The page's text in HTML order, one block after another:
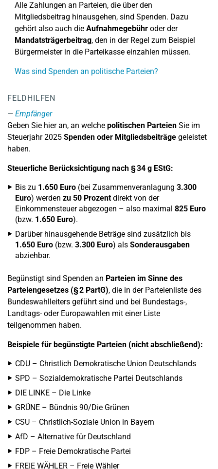
Alle Zahlungen an Parteien, die über den
Mitgliedsbeitrag hinausgehen, sind Spenden. Dazu
gehört also auch die Aufnahmegebühr oder der
Mandatsträgerbeitrag, den in der Regel zum Beispiel
Bürgermeister in die Parteikasse einzahlen müssen.
Was sind Spenden an politische Parteien?
FELDHILFEN
Empfänger
Geben Sie hier an, an welche politischen Parteien Sie im
Steuerjahr 2025 Spenden oder Mitgliedsbeiträge geleistet
haben.
Steuerliche Berücksichtigung nach § 34 g EStG:
Bis zu 1.650 Euro (bei Zusammenveranlagung 3.300
Euro) werden zu 50 Prozentdirekt von der
Einkommensteuer abgezogen – also maximal 825 Euro
(bzw. 1.650 Euro).
Darüber hinausgehende Beträge sind zusätzlich bis
1.650 Euro (bzw. 3.300 Euro) als Sonderausgaben
abziehbar.
Begünstigt sind Spenden an Parteien im Sinne des
Parteiengesetzes (§ 2 PartG), die in der Parteienliste des
Bundeswahlleiters geführt sind und bei Bundestags-,
Landtags- oder Europawahlen mit einer Liste
teilgenommen haben.
Beispiele für begünstigte Parteien (nicht abschließend):
CDU – Christlich Demokratische Union Deutschlands
SPD – Sozialdemokratische Partei Deutschlands
DIE LINKE – Die Linke
GRÜNE – Bündnis 90/Die Grünen
CSU – Christlich-Soziale Union in Bayern
AfD – Alternative für Deutschland
FDP – Freie Demokratische Partei
FREIE WÄHLER – Freie Wähler